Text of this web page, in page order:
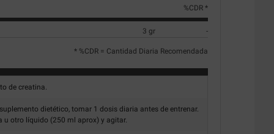
%CDR *
3 gr -
* %CDR = Cantidad Diaria Recomendada
de creatina.
dietético, tomar 1 dosis diaria antes de entrenar.
u otro líquido (250 ml aprox) y agitar.